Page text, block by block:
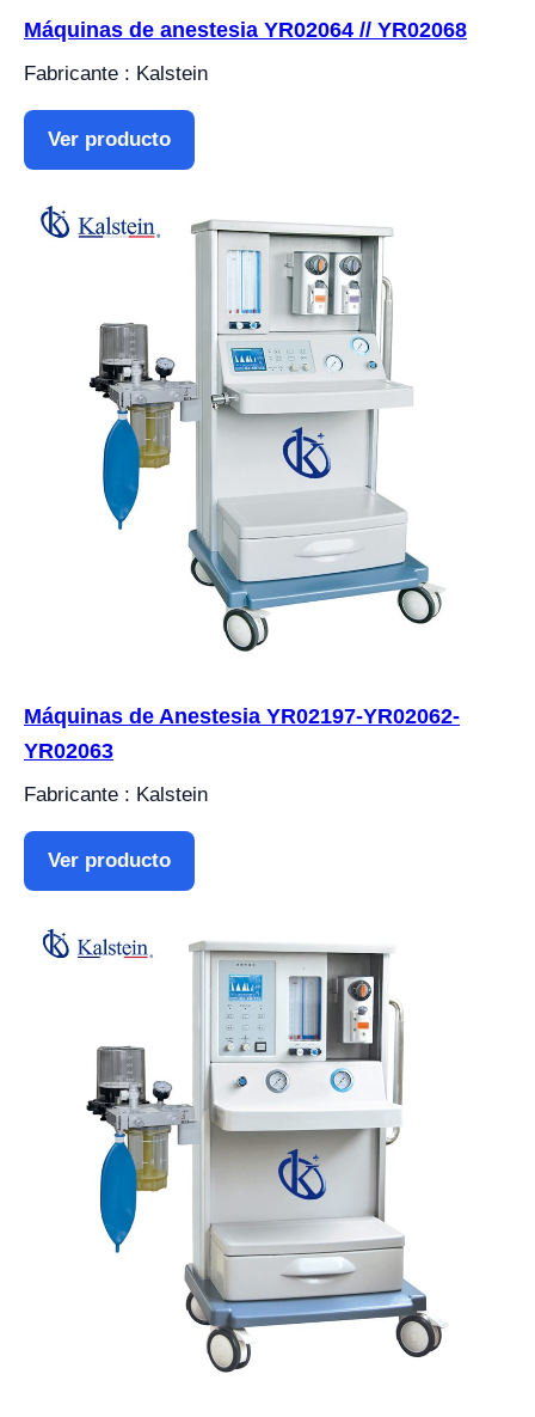
Máquinas de anestesia YR02064 // YR02068
Fabricante : Kalstein
Ver producto
Máquinas de Anestesia YR02197-YR02062-
YR02063
Fabricante : Kalstein
Ver producto